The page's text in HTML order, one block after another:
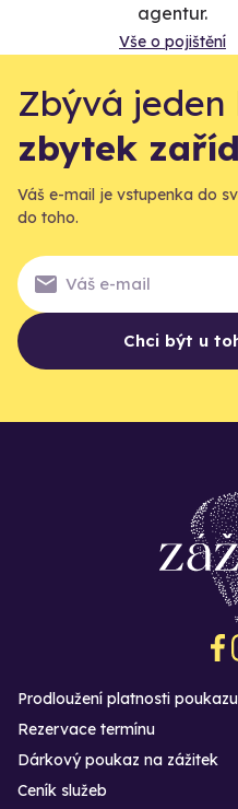
agentur.
Vše o pojištění
Zbývá jeden
zbytek
Váš e-mail je vstupenka do
do toho.
Chci být u
Prodloužení platnosti poukazu
Rezervace termínu
Dárkový poukaz na zážitek
Ceník služeb